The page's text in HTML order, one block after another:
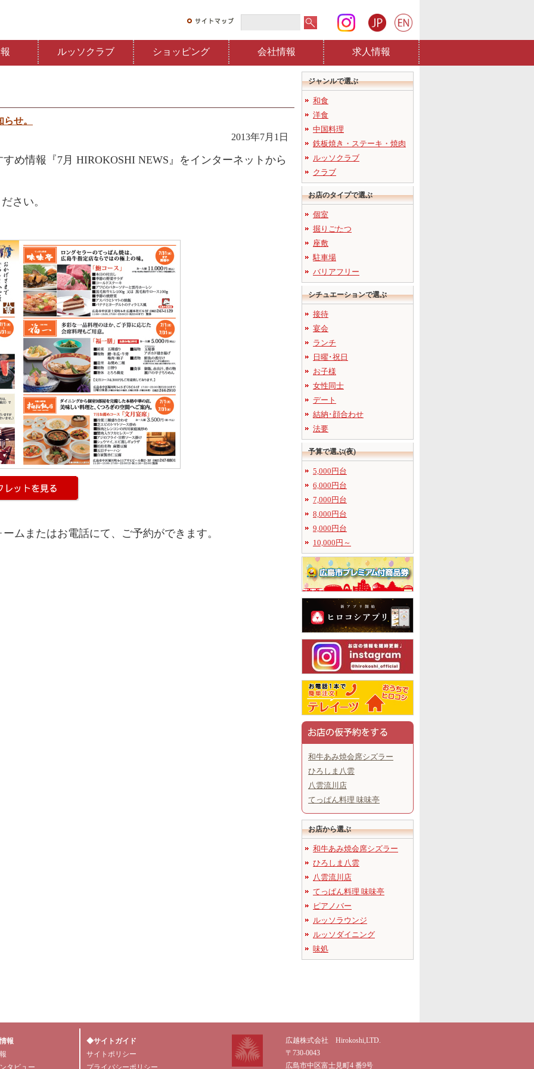
ルッソクラブ ショッピング 会社情報 求人情報
せ。
2013年7月1日
め情報『7月 HIROKOSHI NEWS』をインターネットから
さい。
ムまたはお電話にて、ご予約ができます。
ジャンルで選ぶ
和食
洋食
中国料理
鉄板焼き・ステーキ・焼肉
ルッソクラブ
クラブ
お店のタイプで選ぶ
個室
掘りごたつ
座敷
駐車場
バリアフリー
シチュエーションで選ぶ
接待
宴会
ランチ
日曜･祝日
お子様
女性同士
デート
結納･顔合わせ
法要
予算で選ぶ(夜)
5,000円台
6,000円台
7,000円台
8,000円台
9,000円台
10,000円～
和牛あみ焼会席シズラー
ひろしま八雲
八雲流川店
てっぱん料理 味味亭
お店から選ぶ
和牛あみ焼会席シズラー
ひろしま八雲
八雲流川店
てっぱん料理 味味亭
ピアノバー
ルッソラウンジ
ルッソダイニング
味処
報
タビュー
◆サイトガイド
サイトポリシー
プライバシーポリシー
広越株式会社 Hirokoshi,LTD.
〒730-0043
広島市中区富士見町4 番9号